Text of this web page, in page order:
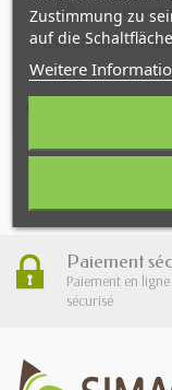
0
Pasteurisateur
999,00 €
Paiement
Paiement en
sécurisé
Zustimmung zu
auf die
Weitere